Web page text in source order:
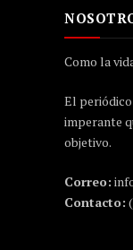
Como la
El
imperante
objetivo.
Correo:
Contacto: